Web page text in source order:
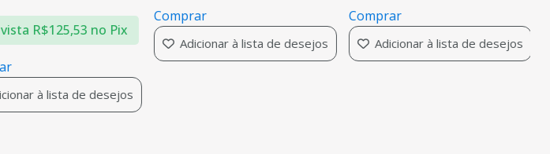
R$125,53 no Pix
à lista de desejos
Comprar
Adicionar à lista de desejos
Comprar
Adicionar à lista de desejos